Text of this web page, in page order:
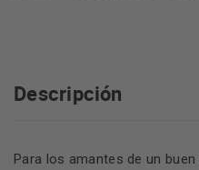
Descripción
Para los amantes de un